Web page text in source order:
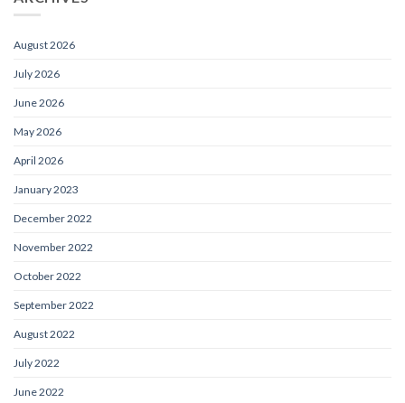
August 2026
July 2026
June 2026
May 2026
April 2026
January 2023
December 2022
November 2022
October 2022
September 2022
August 2022
July 2022
June 2022